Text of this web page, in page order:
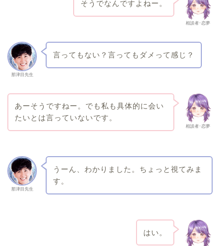
相談者･恋夢
そうでなんですよねー。
那津目先生
言ってもない？言ってもダメって感じ？
相談者･恋夢
あーそうですねー。でも私も具体的に会い
たいとは言っていないです。
那津目先生
うーん、わかりました。ちょっと視てみま
す。
はい。